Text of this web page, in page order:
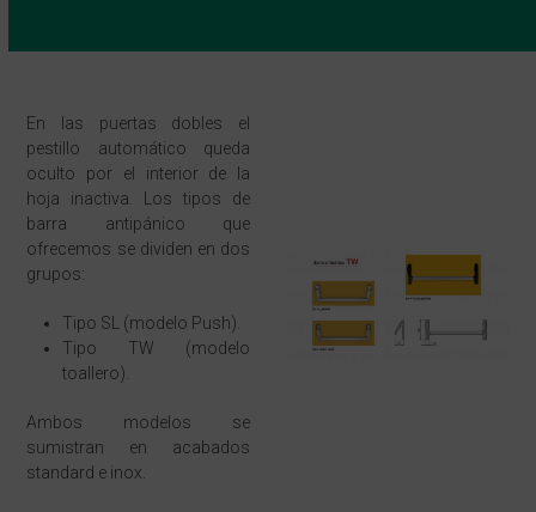
En las puertas dobles el
pestillo automático queda
oculto por el interior de la
hoja inactiva. Los tipos de
barra antipánico que
ofrecemos se dividen en dos
grupos:
Tipo SL (modelo Push).
Tipo TW (modelo
toallero).
Ambos modelos se
sumistran en acabados
standard e inox.